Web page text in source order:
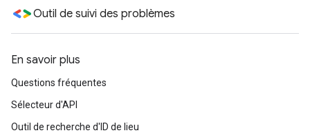
Outil de suivi des problèmes
En savoir plus
Questions fréquentes
Sélecteur d'API
Outil de recherche d'ID de lieu